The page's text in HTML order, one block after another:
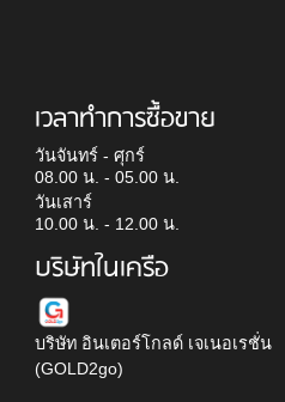
เวลาทำการซื้อขาย
วันจันทร์ - ศุกร์
08.00 น. - 05.00 น.
วันเสาร์
10.00 น. - 12.00 น.
บริษัทในเครือ
บริษัท อินเตอร์โกลด์ เจเนอเรชั่น
(GOLD2go)